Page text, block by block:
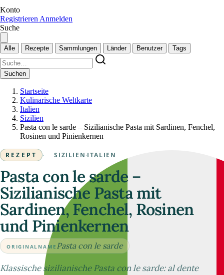
Konto
Registrieren Anmelden
Suche
Alle Rezepte Sammlungen Länder Benutzer Tags
Suchen
Startseite
Kulinarische Weltkarte
Italien
Sizilien
Pasta con le sarde – Sizilianische Pasta mit Sardinen, Fenchel,
Rosinen und Pinienkernen
REZEPT · SIZILIEN ·ITALIEN
Pasta con le sarde –
Sizilianische Pasta mit
Sardinen, Fenchel, Rosinen
und Pinienkernen
ORIGINALNAME Pasta con le sarde
Klassische sizilianische Pasta con le sarde: al dente